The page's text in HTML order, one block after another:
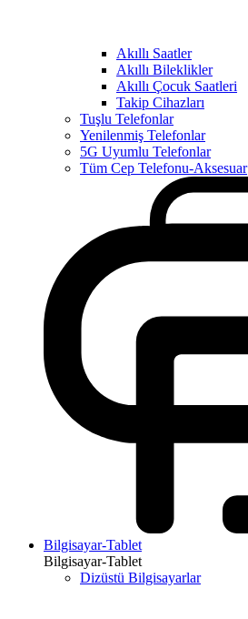
Akıllı Saatler
Akıllı Bileklikler
Akıllı Çocuk Saatleri
Takip Cihazları
Tuşlu Telefonlar
Yenilenmiş Telefonlar
5G Uyumlu Telefonlar
Tüm Cep Telefonu-Aksesuar
Bilgisayar-Tablet
Bilgisayar-Tablet
Dizüstü Bilgisayarlar